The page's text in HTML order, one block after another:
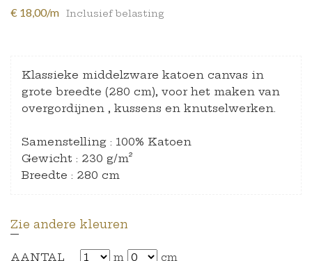
€ 18,00/m Inclusief belasting
Klassieke middelzware katoen canvas in
grote breedte (280 cm), voor het maken van
overgordijnen , kussens en knutselwerken.
Samenstelling : 100% Katoen
Gewicht : 230 g/m²
Breedte : 280 cm
Zie andere kleuren
AANTAL m cm